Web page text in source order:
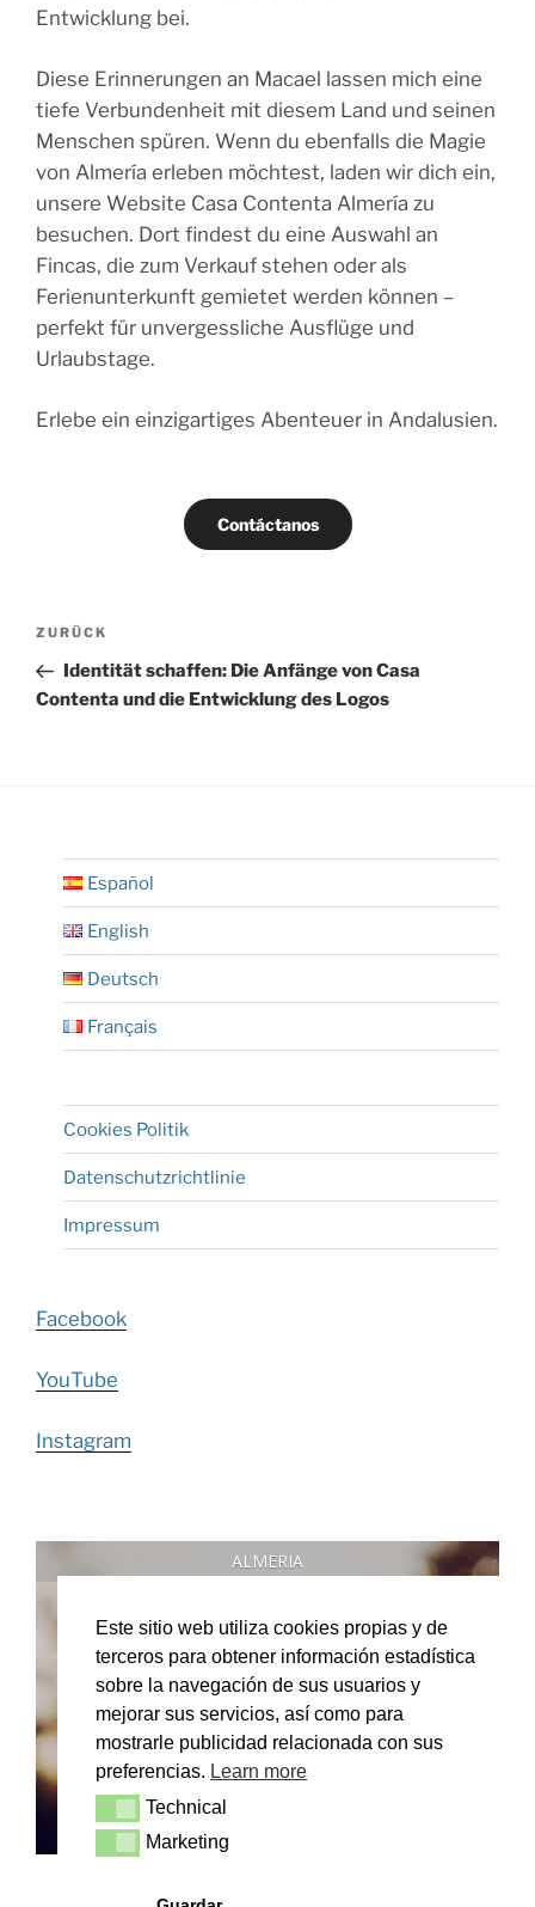
Entwicklung bei.
Diese Erinnerungen an Macael lassen mich eine
tiefe Verbundenheit mit diesem Land und seinen
Menschen spüren. Wenn du ebenfalls die Magie
von Almería erleben möchtest, laden wir dich ein,
unsere Website Casa Contenta Almería zu
besuchen. Dort findest du eine Auswahl an
Fincas, die zum Verkauf stehen oder als
Ferienunterkunft gemietet werden können –
perfekt für unvergessliche Ausflüge und
Urlaubstage.
Erlebe ein einzigartiges Abenteuer in Andalusien.
Contáctanos
Beitragsnavigation
Vorheriger
Beitrag
ZURÜCK
Identität schaffen: Die Anfänge von Casa
Contenta und die Entwicklung des Logos
Español
English
Deutsch
Français
Cookies Politik
Datenschutzrichtlinie
Impressum
Facebook
YouTube
Instagram
ALMERIA
27°
clear sky
°
Wetter von OpenWeatherMap
Este sitio web utiliza cookies propias y de
terceros para obtener información estadística
sobre la navegación de sus usuarios y
mejorar sus servicios, así como para
mostrarle publicidad relacionada con sus
preferencias. Learn more
TechnicalTechnical
MarketingMarketing